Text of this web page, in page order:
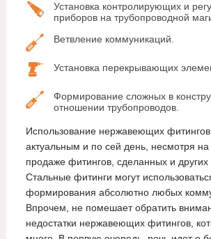
Установка контролирующих и
приборов на трубопроводной
Ветвление коммуникаций.
Установка перекрывающих
Формирование сложных в
отношении трубопроводов.
Использование нержавеющих фитингов
актуальным и по сей день, несмотря
продаже фитингов, сделанных и других
Стальные фитинги могут
формирования абсолютно любых
Впрочем, не помешает обратить
недостатки нержавеющих фитингов,